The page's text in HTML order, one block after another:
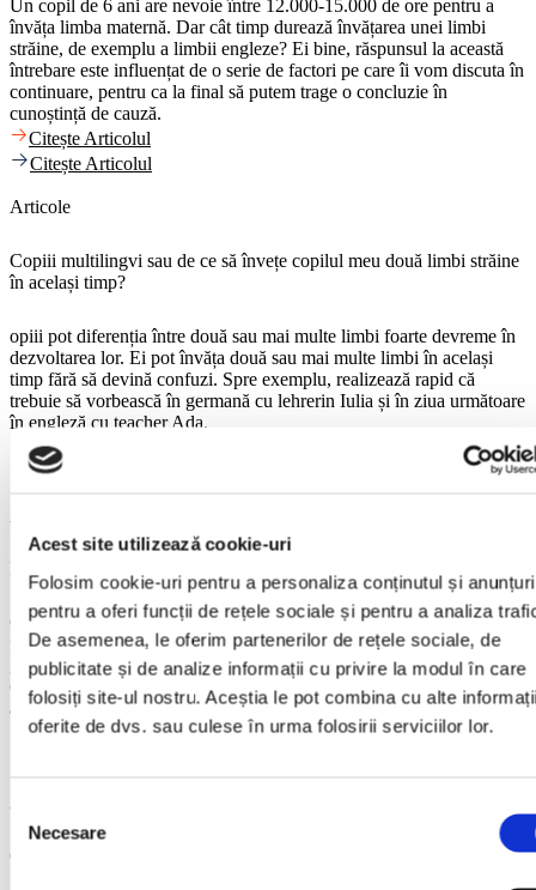
Acest site utilizează cookie-uri
Folosim cookie-uri pentru a personaliza conținutul și
pentru a oferi funcții de rețele sociale și pentru a analiza
De asemenea, le oferim partenerilor de rețele sociale, de
publicitate și de analize informații cu privire la modul în care
folosiți site-ul nostru. Aceștia le pot combina cu alte
oferite de dvs. sau culese în urma folosirii serviciilor lor.
Selecția
consimțământului
Necesare
Un copil de 6 ani are nevoie între 12.000-15.000 de ore pentru a
învăța limba maternă. Dar cât timp durează învățarea unei limbi
străine, de exemplu a limbii engleze? Ei bine, răspunsul la această
întrebare este influențat de o serie de factori pe care îi vom discuta în
continuare, pentru ca la final să putem trage o concluzie în
cunoștință de cauză.
Citește Articolul
Citește Articolul
Articole
Copiii multilingvi sau de ce să învețe copilul meu două limbi străine
în același timp?
opiii pot diferenția între două sau mai multe limbi foarte devreme în
dezvoltarea lor. Ei pot învăța două sau mai multe limbi în același
timp fără să devină confuzi. Spre exemplu, realizează rapid că
trebuie să vorbească în germană cu lehrerin Iulia și în ziua următoare
în engleză cu teacher Ada.
Citește Articolul
Citește Articolul
Bridging the Generation Gap by learning from our students
Generation Gap is a phenomenon which appears when there is a
failure in communication between people belonging to different
generations. There is a certain diversity as to what generates the
Generation Gap, ranging from values and attitudes to technology
and language.
Citește Articolul
Cine este și ce face Asociația Gutenberg?